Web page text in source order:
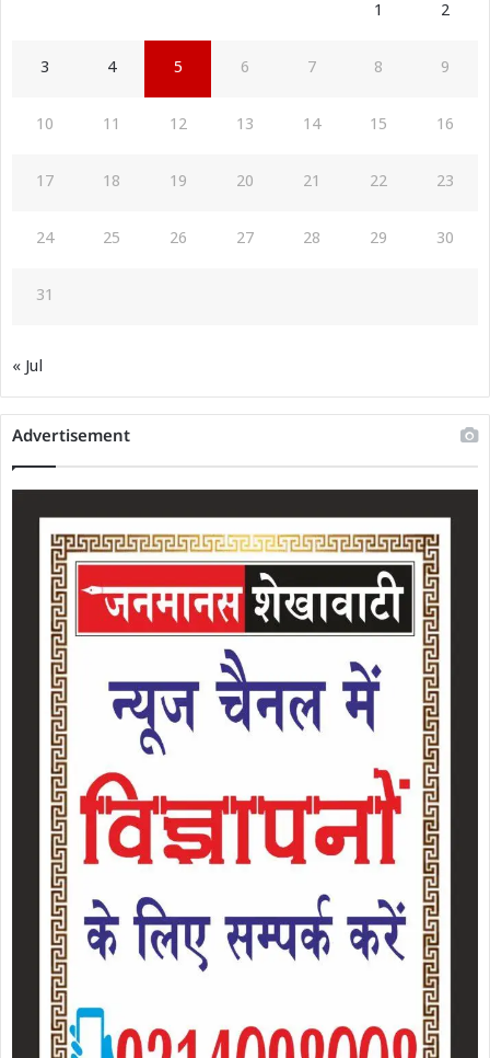
1 2
3 4 5 6 7 8 9
10 11 12 13 14 15 16
17 18 19 20 21 22 23
24 25 26 27 28 29 30
31
« Jul
Advertisement